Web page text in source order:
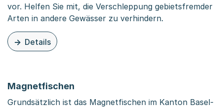
vor. Helfen Sie mit, die Verschleppung gebietsfremder
Arten in andere Gewässer zu verhindern.
Details
zu dieser Organisationsseite: Verbreitung von
Magnetfischen
Grundsätzlich ist das Magnetfischen im Kanton Basel-